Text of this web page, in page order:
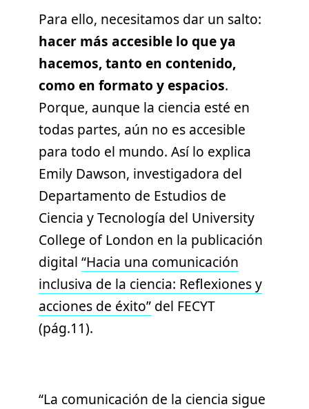
Para ello, necesitamos dar un salto:
hacer más accesible lo que ya
hacemos, tanto en contenido,
como en formato y espacios.
Porque, aunque la ciencia esté en
todas partes, aún no es accesible
para todo el mundo. Así lo explica
Emily Dawson, investigadora del
Departamento de Estudios de
Ciencia y Tecnología del University
College of London en la publicación
digital “Hacia una comunicación
inclusiva de la ciencia: Reflexiones y
acciones de éxito” del FECYT
(pág.11).
“La comunicación de la ciencia sigue